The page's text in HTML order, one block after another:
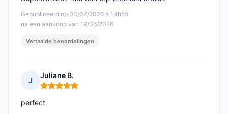
Gepubliceerd op 03/07/2026 à 14h55
na een aankoop van 19/06/2026
Vertaalde beoordelingen
J
Juliane B.
Opmerking: 5 van 5
perfect